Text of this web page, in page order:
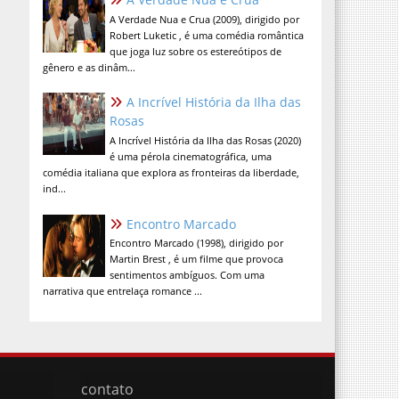
A Verdade Nua e Crua (2009), dirigido por
Robert Luketic , é uma comédia romântica
que joga luz sobre os estereótipos de
gênero e as dinâm...
A Incrível História da Ilha das
Rosas
A Incrível História da Ilha das Rosas (2020)
é uma pérola cinematográfica, uma
comédia italiana que explora as fronteiras da liberdade,
ind...
Encontro Marcado
Encontro Marcado (1998), dirigido por
Martin Brest , é um filme que provoca
sentimentos ambíguos. Com uma
narrativa que entrelaça romance ...
contato